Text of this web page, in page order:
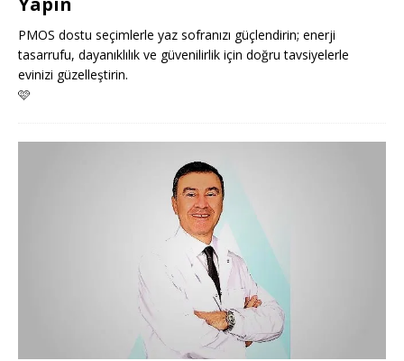
PMOS dostu seçimlerle yaz sofranızı güçlendirin; enerji
tasarrufu, dayanıklılık ve güvenilirlik için doğru tavsiyelerle
evinizi güzelleştirin.
🩷